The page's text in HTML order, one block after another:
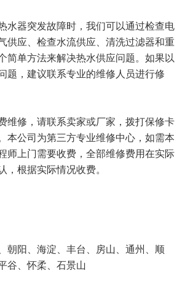
水器突发故障时，我们可以通过检查电
供应、检查水流供应、清洗过滤器和重
简单方法来解决热水供应问题。如果以
题，建议联系专业的维修人员进行修
维修，请联系卖家或厂家，拨打保修卡
本公司为第三方专业维修中心，如需本
师上门需要收费，全部维修费用在实际
，根据实际情况收费。
朝阳、海淀、丰台、房山、通州、顺
谷、怀柔、石景山